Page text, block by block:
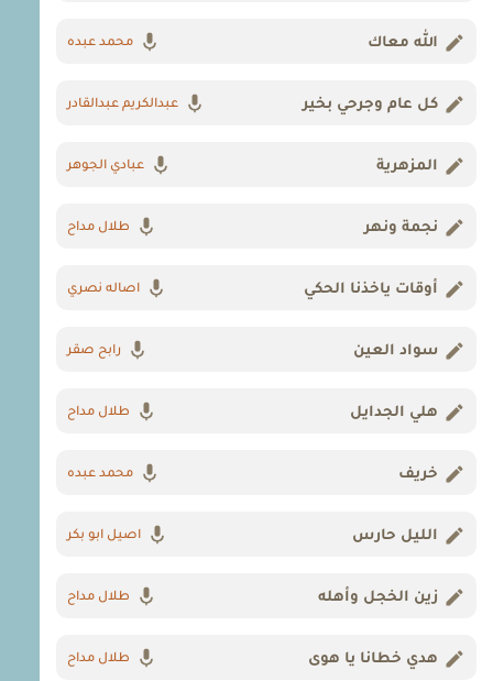
الله معاك محمد عبده
كل عام وجرحي بخير عبدالكريم عبدالقادر
المزهرية عبادي الجوهر
نجمة ونهر طلال مداح
أوقات ياخذنا الحكي اصاله نصري
سواد العين رابح صقر
هلي الجدايل طلال مداح
خريف محمد عبده
الليل حارس اصيل ابو بكر
زين الخجل وأهله طلال مداح
هدي خطانا يا هوى طلال مداح